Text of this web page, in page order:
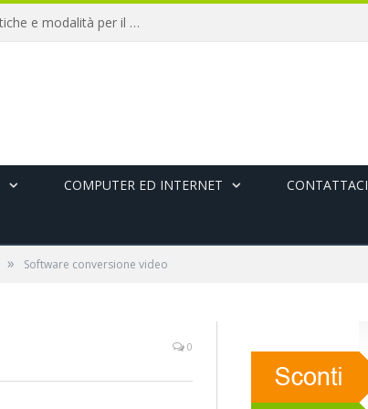
Diritto di recesso negli acquisti online: tempistiche e modalità per il rimborso
COMPUTER ED INTERNET CONTATTACI
» Software conversione video
0